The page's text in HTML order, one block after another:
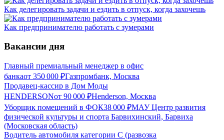
Как делегировать задачи и ездить в отпуск, когда захочешь
Как предпринимателю работать с зумерами
Вакансии дня
Главный премиальный менеджер в офис
банкаот 350 000 ₽Газпромбанк, Москва
Продавец-кассир в Дом Моды
HENDERSONот 90 000 ₽Henderson, Москва
Уборщик помещений в ФОК38 000 ₽МАУ Центр развития
физической культуры и спорта Барвихинский, Барвиха
(Московская область)
Водитель автомобиля категории C (развозка